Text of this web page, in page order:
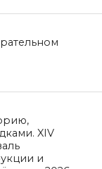
полях
Родины.
Антона